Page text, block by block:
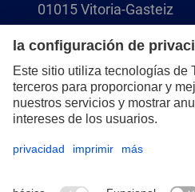
01015 Vitoria-Gasteiz
+34 945 184 400
pferd-es@pferd.com
Aviso legal